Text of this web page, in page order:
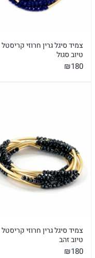
צמיד סיגל גרין חרוזי קריסטל
טיוב סגול
₪180
צמיד סיגל גרין חרוזי קריסטל
טיוב זהב
₪180